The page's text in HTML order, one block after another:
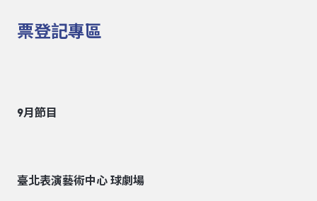
票登記專區
9月節目
臺北表演藝術中心 球劇場